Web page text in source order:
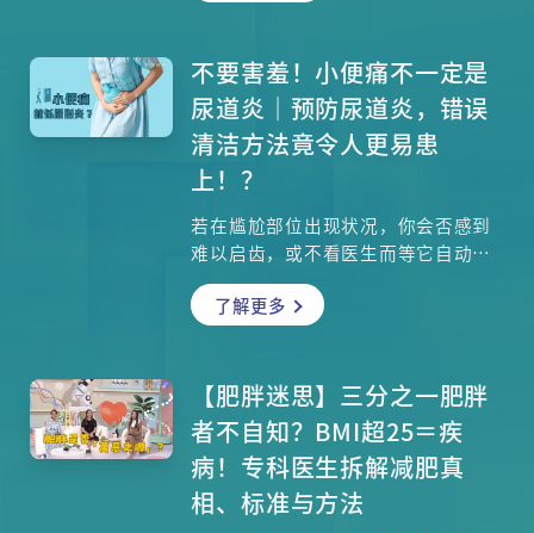
PM2.5 等污染物变成「毒雾」直攻肺
部。本文将为你揭开潮湿天气如何损
害呼吸道，并提供从室内湿度控制到
日常护理的 360 度防护策略。想知道
为什么抽湿机水箱会出现「神秘红色
最健康？点进来，让我们一起守护呼
吸道，换回清爽的一口气！
不要害羞！小便痛不一定是
尿道炎｜预防尿道炎，错误
清洁方法竟令人更易患
上！？
若在尴尬部位出现状况，你会否感到
难以启齿，或不看医生而等它自动痊
愈？就如小便时疼痛这个症状，很多
人以为一定是尿道炎而掉以轻心，其
是癌症引致！到底小便痛伴随哪些病
征，代表身体出现其他问题？女士患
尿道炎的机会率是男士的数倍，不少
女士却用了错误的清洁方法，反而导
致更易受细菌感染，姊妹们，你们也
了解更多
【肥胖迷思】三分之一肥胖
者不自知？BMI超25＝疾
病！专科医生拆解减肥真
相、标准与方法